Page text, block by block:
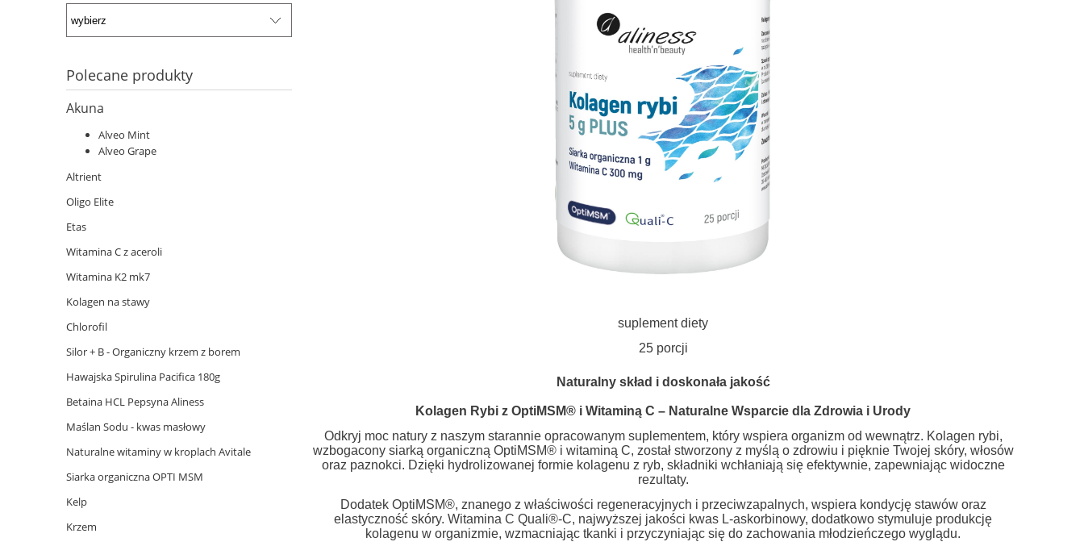
Polecane produkty
Akuna
Alveo Mint
Alveo Grape
Altrient
Oligo Elite
Etas
Witamina C z aceroli
Witamina K2 mk7
Kolagen na stawy
Chlorofil
Silor + B - Organiczny krzem z borem
Hawajska Spirulina Pacifica 180g
Betaina HCL Pepsyna Aliness
Maślan Sodu - kwas masłowy
Naturalne witaminy w kroplach Avitale
Siarka organiczna OPTI MSM
Kelp
Krzem
suplement diety
25 porcji
Naturalny skład i doskonała jakość
Kolagen Rybi z OptiMSM® i Witaminą C – Naturalne Wsparcie dla Zdrowia i Urody
Odkryj moc natury z naszym starannie opracowanym suplementem, który wspiera organizm od wewnątrz. Kolagen rybi,
wzbogacony siarką organiczną OptiMSM® i witaminą C, został stworzony z myślą o zdrowiu i pięknie Twojej skóry, włosów
oraz paznokci. Dzięki hydrolizowanej formie kolagenu z ryb, składniki wchłaniają się efektywnie, zapewniając widoczne
rezultaty.
Dodatek OptiMSM®, znanego z właściwości regeneracyjnych i przeciwzapalnych, wspiera kondycję stawów oraz
elastyczność skóry. Witamina C Quali®-C, najwyższej jakości kwas L-askorbinowy, dodatkowo stymuluje produkcję
kolagenu w organizmie, wzmacniając tkanki i przyczyniając się do zachowania młodzieńczego wyglądu.